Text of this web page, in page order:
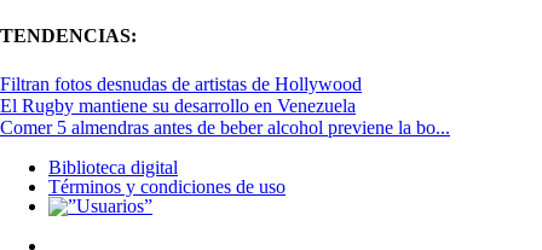
TENDENCIAS:
Filtran fotos desnudas de artistas de Hollywood
El Rugby mantiene su desarrollo en Venezuela
Comer 5 almendras antes de beber alcohol previene la bo...
Biblioteca digital
Términos y condiciones de uso